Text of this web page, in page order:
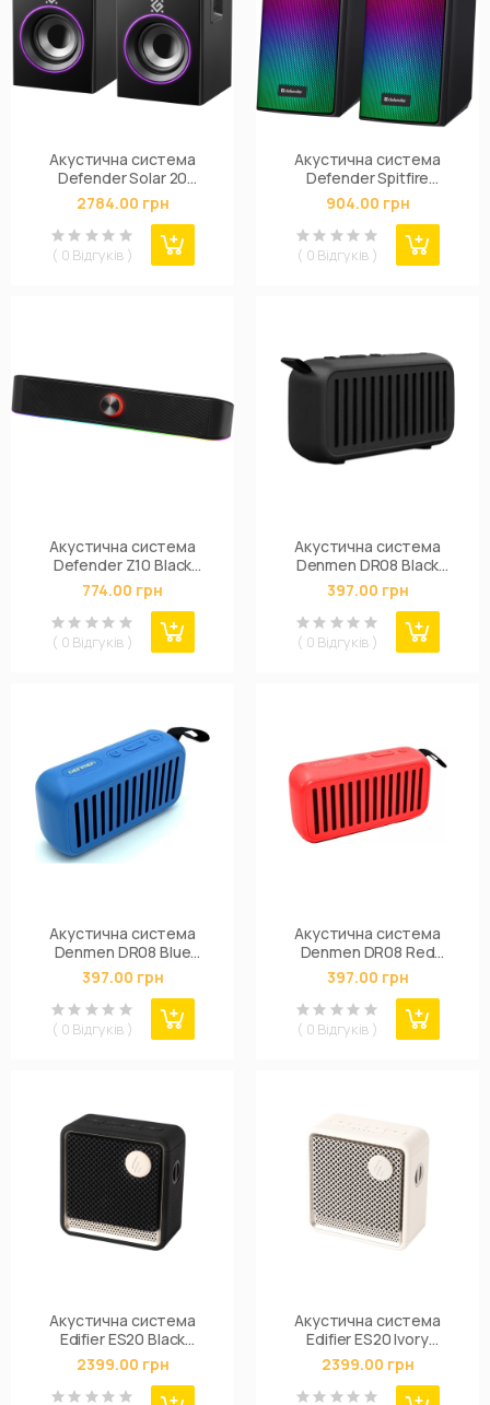
Акустична система
Defender Solar 20
Bluetooth Black (65721)
2784.00 грн
( 0 Відгуків )
Акустична система
Defender Spitfire
Bluetooth Black (65047)
904.00 грн
( 0 Відгуків )
Акустична система
Defender Z10 Black
(65123)
774.00 грн
( 0 Відгуків )
Акустична система
Denmen DR08 Black
(DR08-BK)
397.00 грн
( 0 Відгуків )
Акустична система
Denmen DR08 Blue
(DR08-BL)
397.00 грн
( 0 Відгуків )
Акустична система
Denmen DR08 Red
(DR08-RD)
397.00 грн
( 0 Відгуків )
Акустична система
Edifier ES20 Black
(ES20Black)
2399.00 грн
Акустична система
Edifier ES20 Ivory
(ES20Ivory)
2399.00 грн